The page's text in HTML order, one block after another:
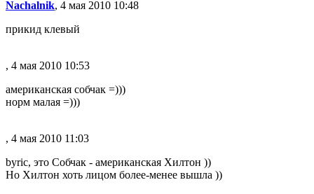
Nachalnik, 4 мая 2010 10:48
прикид клевый
, 4 мая 2010 10:53
американская собчак =)))
норм малая =)))
, 4 мая 2010 11:03
byric, это Собчак - американская Хилтон ))
Но Хилтон хоть лицом более-менее вышла ))